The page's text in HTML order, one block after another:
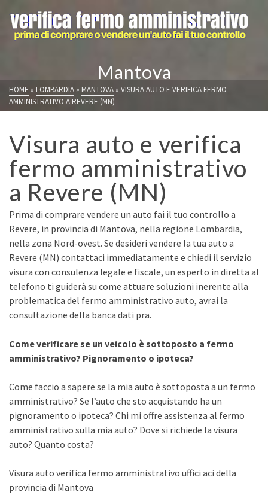
Mantova
HOME » LOMBARDIA » MANTOVA » VISURA AUTO E VERIFICA FERMO
AMMINISTRATIVO A REVERE (MN)
Visura auto e verifica
fermo amministrativo
a Revere (MN)
Prima di comprare vendere un auto fai il tuo controllo a
Revere, in provincia di Mantova, nella regione Lombardia,
nella zona Nord-ovest. Se desideri vendere la tua auto a
Revere (MN) contattaci immediatamente e chiedi il servizio
visura con consulenza legale e fiscale, un esperto in diretta al
telefono ti guiderà su come attuare soluzioni inerente alla
problematica del fermo amministrativo auto, avrai la
consultazione della banca dati pra.
Come verificare se un veicolo è sottoposto a fermo
amministrativo? Pignoramento o ipoteca?
Come faccio a sapere se la mia auto è sottoposta a un fermo
amministrativo? Se l’auto che sto acquistando ha un
pignoramento o ipoteca? Chi mi offre assistenza al fermo
amministrativo sulla mia auto? Dove si richiede la visura
auto? Quanto costa?
Visura auto verifica fermo amministrativo uffici aci della
provincia di Mantova